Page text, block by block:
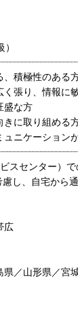
積極性のある
張り、情報に
盛な方
に取り組める
ュニケーション
スセンター）で
し、自宅から
広
／山形県／宮